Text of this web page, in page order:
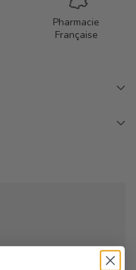
Pharmacie
Française